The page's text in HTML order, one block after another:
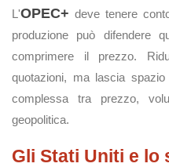
L'OPEC+ deve tenere
produzione può difendere
comprimere il prezzo.
quotazioni, ma lascia
complessa tra prezzo,
geopolitica.
Gli Stati Uniti e lo